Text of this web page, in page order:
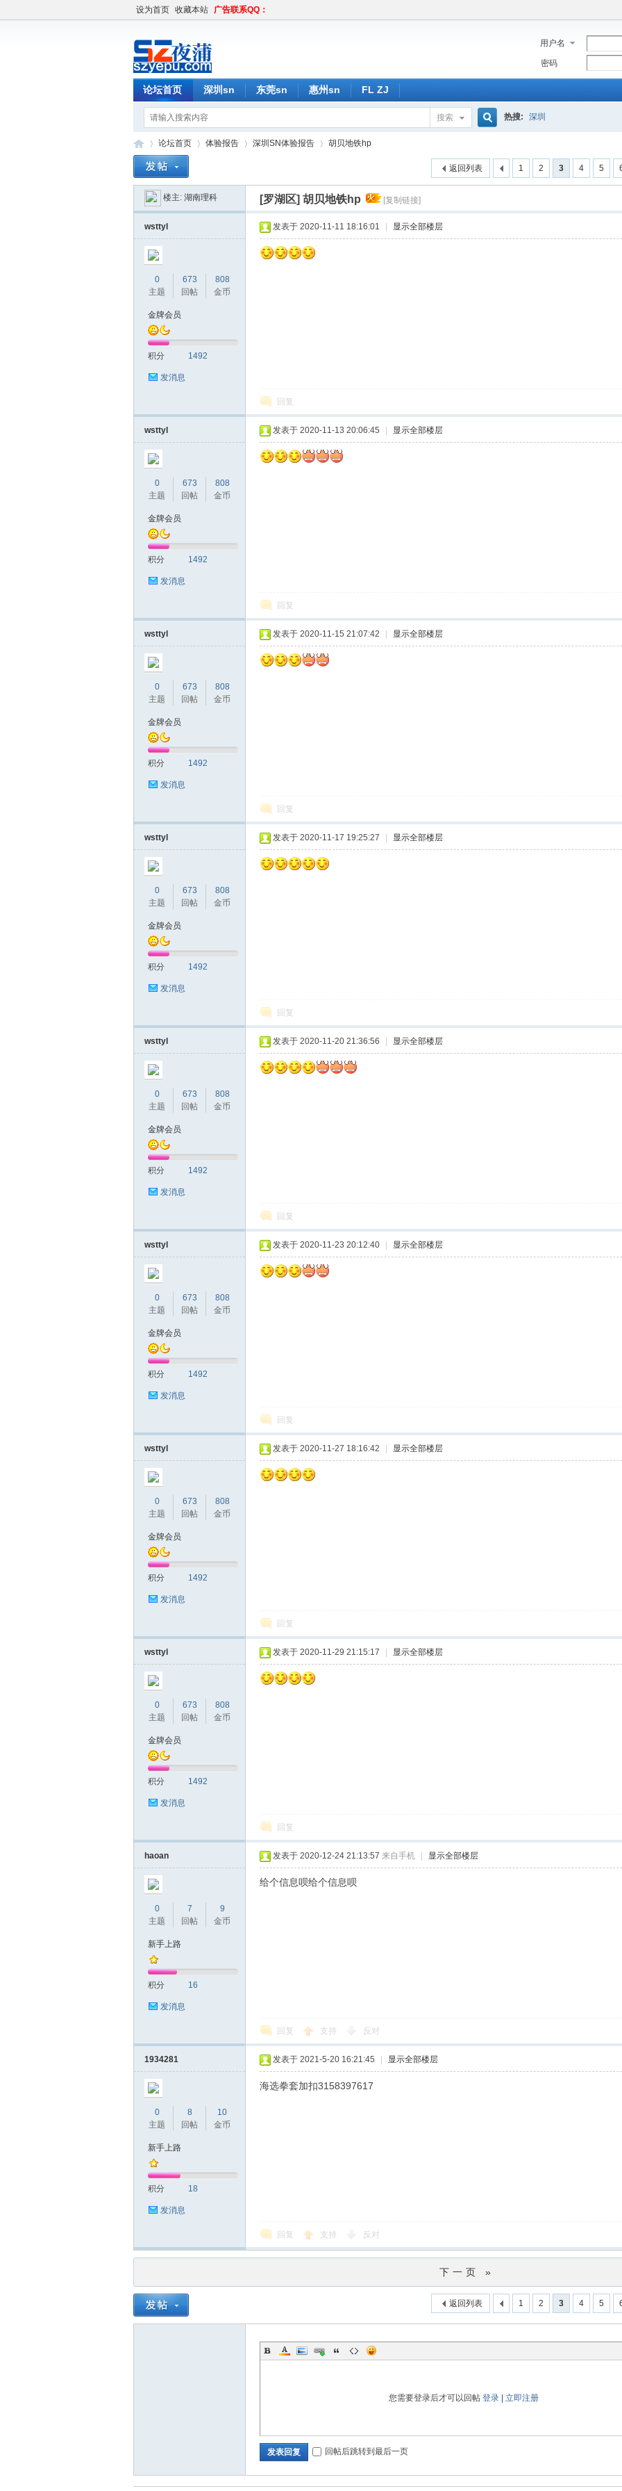
设为首页 收藏本站 广告联系QQ：
用户名
密码
论坛首页 深圳sn 东莞sn 惠州sn FL ZJ
搜索 热搜: 深圳
夜
»
论坛首页
›
体验报告 深圳SN体验报告
›
胡贝地铁hp
1 2 3 4 5
返回列表
楼主: 湖南理科 [罗湖区] 胡贝地铁hp [复制链接]
wsttyl
0
主题
673
回帖
808
金币
金牌会员
积分 1492
发消息
发表于 2020-11-11 18:16:01 显示全部楼层
回复
wsttyl
0
主题
673
回帖
808
金币
金牌会员
积分 1492
发消息
发表于 2020-11-13 20:06:45 显示全部楼层
回复
wsttyl
0
主题
673
回帖
808
金币
金牌会员
积分 1492
发消息
发表于 2020-11-15 21:07:42 显示全部楼层
回复
wsttyl
0
主题
673
回帖
808
金币
金牌会员
积分 1492
发消息
发表于 2020-11-17 19:25:27 显示全部楼层
回复
wsttyl
0
主题
673
回帖
808
金币
金牌会员
积分 1492
发消息
发表于 2020-11-20 21:36:56 显示全部楼层
回复
wsttyl
0
主题
673
回帖
808
金币
金牌会员
积分 1492
发消息
发表于 2020-11-23 20:12:40 显示全部楼层
回复
wsttyl
0
主题
673
回帖
808
金币
金牌会员
积分 1492
发消息
发表于 2020-11-27 18:16:42 显示全部楼层
回复
wsttyl
0
主题
673
回帖
808
金币
金牌会员
积分 1492
发消息
发表于 2020-11-29 21:15:17 显示全部楼层
回复
haoan
0
主题
7
回帖
9
金币
新手上路
积分 16
发消息
发表于 2020-12-24 21:13:57 来自手机 显示全部楼层
给个信息呗给个信息呗
回复 支持 反对
1934281
0
主题
8
回帖
10
金币
新手上路
积分 18
发消息
发表于 2021-5-20 16:21:45 显示全部楼层
海选拳套加扣3158397617
回复 支持 反对
下一页 »
1 2 3 4 5
返回列表
您需要登录后才可以回帖 登录| 立即注册
发表回复 回帖后跳转到最后一页